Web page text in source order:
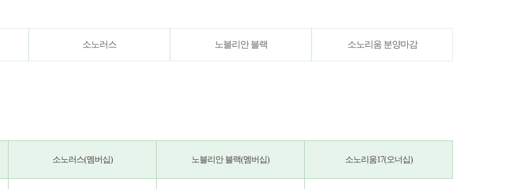
소노러스 노블리안 블랙 소노리움 분양마감
소노러스(멤버십) 노블리안 블랙(멤버십) 소노리움17(오너십)